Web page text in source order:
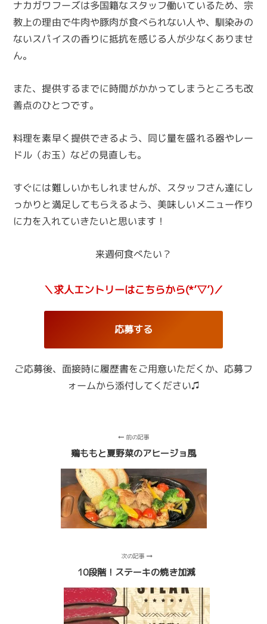
ナカガワフーズは多国籍なスタッフ働いているため、宗
教上の理由で牛肉や豚肉が食べられない人や、馴染みの
ないスパイスの香りに抵抗を感じる人が少なくありませ
ん。
また、提供するまでに時間がかかってしまうところも改
善点のひとつです。
料理を素早く提供できるよう、同じ量を盛れる器やレー
ドル（お玉）などの見直しも。
すぐには難しいかもしれませんが、スタッフさん達にし
っかりと満足してもらえるよう、美味しいメニュー作り
に力を入れていきたいと思います！
来週何食べたい？
＼求人エントリーはこちらから(*’▽’)／
応募する
ご応募後、面接時に履歴書をご用意いただくか、応募フ
ォームから添付してください♫
前の記事
鶏ももと夏野菜のアヒージョ風
次の記事
10段階！ステーキの焼き加減